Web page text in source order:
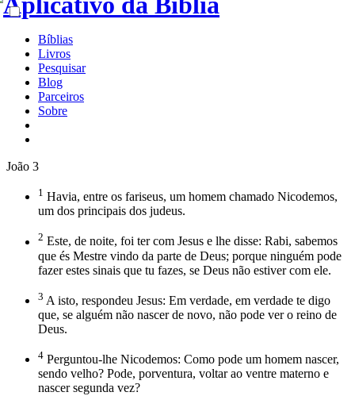
Bíblias
Livros
Pesquisar
Blog
Parceiros
Sobre
João 3
1 Havia, entre os fariseus, um homem chamado Nicodemos,
um dos principais dos judeus.
2 Este, de noite, foi ter com Jesus e lhe disse: Rabi, sabemos
que és Mestre vindo da parte de Deus; porque ninguém pode
fazer estes sinais que tu fazes, se Deus não estiver com ele.
3 A isto, respondeu Jesus: Em verdade, em verdade te digo
que, se alguém não nascer de novo, não pode ver o reino de
Deus.
4 Perguntou-lhe Nicodemos: Como pode um homem nascer,
sendo velho? Pode, porventura, voltar ao ventre materno e
nascer segunda vez?